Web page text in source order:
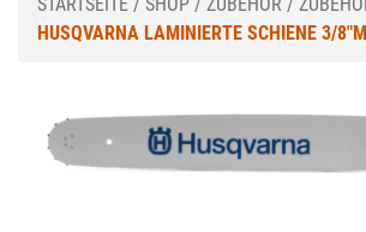
STARTSEITE / SHOP / ZUBEHÖR /
HUSQVARNA LAMINIERTE SCHIENE 3/